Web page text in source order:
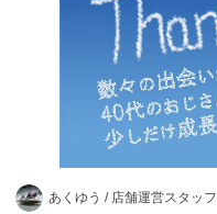
あくゆう / 店舗運営スタッフ